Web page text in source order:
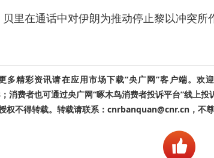
贝里在通话中对伊朗为推动停止黎以冲突所
多精彩资讯请在应用市场下载“央广网”客户端。欢
消费者也可通过央广网“啄木鸟消费者投诉平台”线上投
权不得转载。转载请联系：cnrbanquan@cnr.cn，不尊